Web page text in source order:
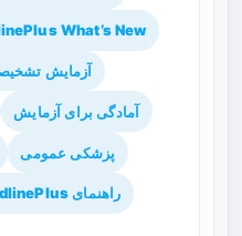
What’s New
آزمایش
آمادگی برای آزمایش
پزشکی عمومی
راهنمای MedlinePlus